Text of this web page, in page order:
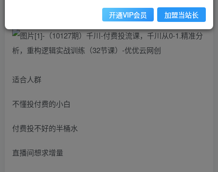
适合人群
不懂投付费的小白
付费投不好的半桶水
直播间想求增量
开通VIP会员 加盟当站长